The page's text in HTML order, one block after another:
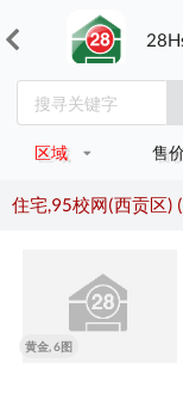
区域 售
住宅,95校网(西贡区)
黄金, 6图